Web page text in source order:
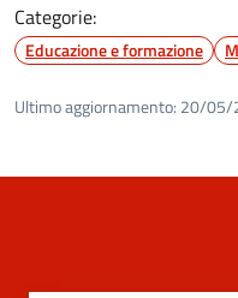
Categorie:
Educazione e formazione
Ultimo aggiornamento: 20/05/